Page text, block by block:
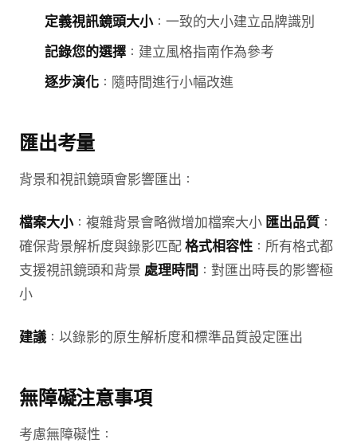
定義視訊鏡頭大小：一致的大小建立品牌識別
記錄您的選擇 ：建立風格指南作為參考
逐步演化 ：隨時間進行小幅改進
匯出考量
背景和視訊鏡頭會影響匯出：
檔案大小：複雜背景會略微增加檔案大小 匯出品質 ：
確保背景解析度與錄影匹配 格式相容性 ：所有格式都
支援視訊鏡頭和背景 處理時間 ：對匯出時長的影響極
小
建議 ：以錄影的原生解析度和標準品質設定匯出
無障礙注意事項
考慮無障礙性：